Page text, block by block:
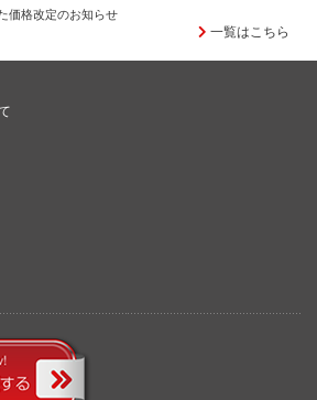
価格改定のお知らせ
一覧はこちら